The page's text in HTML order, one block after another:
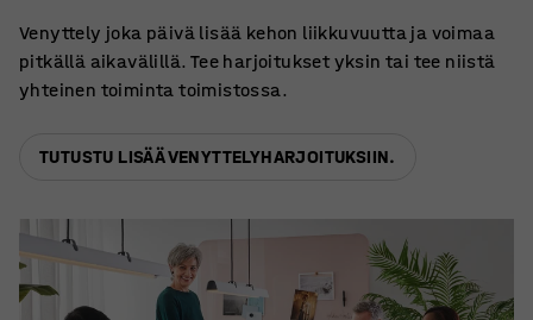
Venyttely joka päivä lisää kehon liikkuvuutta ja voimaa
pitkällä aikavälillä. Tee harjoitukset yksin tai tee niistä
yhteinen toiminta toimistossa.
TUTUSTU LISÄÄ VENYTTELYHARJOITUKSIIN.